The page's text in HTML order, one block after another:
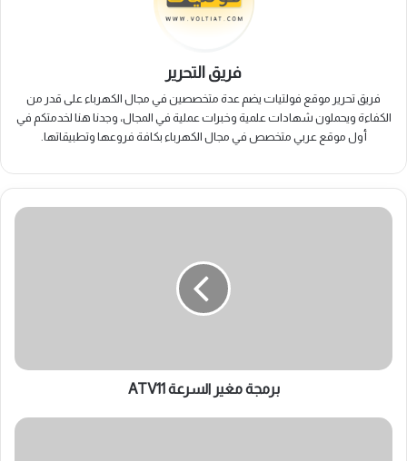
فريق التحرير
فريق تحرير موقع فولتيات يضم عدة متخصصين في مجال الكهرباء على قدر من
الكفاءة ويحملون شهادات علمية وخبرات عملية في المجال، وجدنا هنا لخدمتكم في
أول موقع عربي متخصص في مجال الكهرباء بكافة فروعها وتطبيقاتها.
برمجة
برمجة مغير السرعة ATV11
جهاز